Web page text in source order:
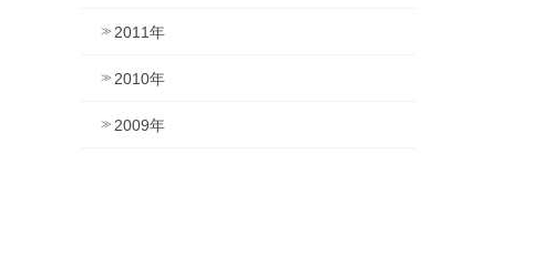
2011年
2010年
2009年